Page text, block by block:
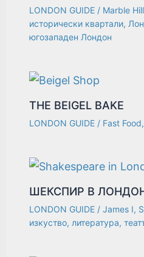
LONDON GUIDE / Marble Hill
исторически квартали,
югозападен Лондон
THE BEIGEL BAKE
LONDON GUIDE / Fast Food,
ШЕКСПИР В
LONDON GUIDE /James I,
изкуство, литература,